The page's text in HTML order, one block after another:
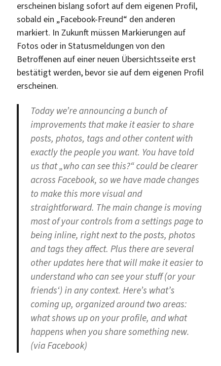
erscheinen bislang sofort auf dem eigenen Profil,
sobald ein „Facebook-Freund“ den anderen
markiert. In Zukunft müssen Markierungen auf
Fotos oder in Statusmeldungen von den
Betroffenen auf einer neuen Übersichtsseite erst
bestätigt werden, bevor sie auf dem eigenen Profil
erscheinen.
Today we’re announcing a bunch of
improvements that make it easier to share
posts, photos, tags and other content with
exactly the people you want. You have told
us that „who can see this?“ could be clearer
across Facebook, so we have made changes
to make this more visual and
straightforward. The main change is moving
most of your controls from a settings page to
being inline, right next to the posts, photos
and tags they affect. Plus there are several
other updates here that will make it easier to
understand who can see your stuff (or your
friends‘) in any context. Here’s what’s
coming up, organized around two areas:
what shows up on your profile, and what
happens when you share something new.
(via Facebook)